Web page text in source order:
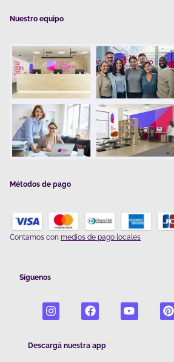
Nuestro equipo
Métodos de pago
Contamos con medios de pago locales
Síguenos
Descargá nuestra app